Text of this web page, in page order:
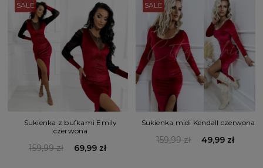
SALE
Sukienka z bufkami Emily
czerwona
159,99 zł 69,99 zł
SALE
Sukienka midi Kendall czerwona
159,99 zł 49,99 zł